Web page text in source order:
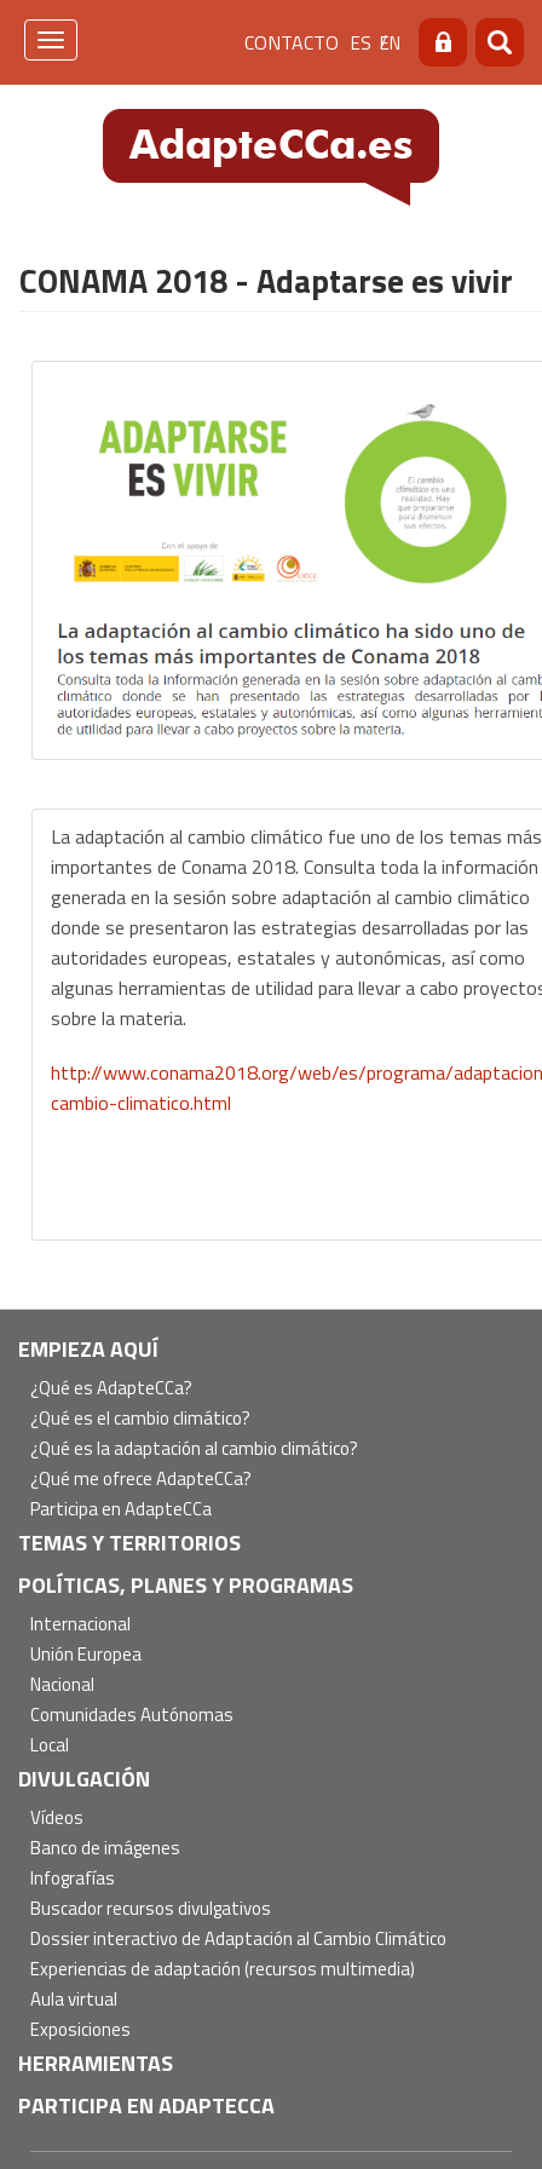
Pasar
Menú
de
cabecera
[contacto]
CONTACTO ES EN Buscar
Toggle
CONAMA 2018 - Adaptarse es vivir
La adaptación al cambio climático fue uno de los temas más
importantes de Conama 2018. Consulta toda la información
generada en la sesión sobre adaptación al cambio climático
donde se presentaron las estrategias desarrolladas por las
autoridades europeas, estatales y autonómicas, así como
algunas herramientas de utilidad para llevar a cabo
sobre la materia.
http://www.conama2018.org/web/es/programa/
cambio-climatico.html
Navegación
principal
EMPIEZA AQUÍ
¿Qué es AdapteCCa?
¿Qué es el cambio climático?
¿Qué es la adaptación al cambio climático?
¿Qué me ofrece AdapteCCa?
Participa en AdapteCCa
TEMAS Y TERRITORIOS
POLÍTICAS, PLANES Y PROGRAMAS
Internacional
Unión Europea
Nacional
Comunidades Autónomas
Local
DIVULGACIÓN
Vídeos
Banco de imágenes
Infografías
Buscador recursos divulgativos
Dossier interactivo de Adaptación al Cambio Climático
Experiencias de adaptación (recursos multimedia)
Aula virtual
Exposiciones
HERRAMIENTAS
PARTICIPA EN ADAPTECCA